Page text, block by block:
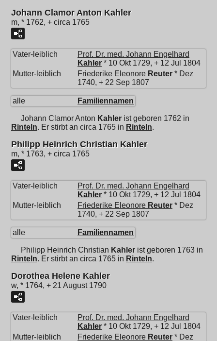
Johann Clamor Anton Kahler
m, * 1762, + circa 1765
Vater-leiblich Prof. Dr. med. Johann Engelhard
Kahler * 10 Okt 1729, + 12 Jul 1804
Mutter-leiblich
Friederike Eleonore Reuter * Dez
1740, + 22 Sep 1807
alle Familiennamen
Johann Clamor Anton Kahler ist geboren 1762 in
Rinteln. Er stirbt an circa 1765 in Rinteln.
Philipp Heinrich Christian Kahler
m, * 1763, + circa 1765
Vater-leiblich Prof. Dr. med. Johann Engelhard
Kahler * 10 Okt 1729, + 12 Jul 1804
Mutter-leiblich
Friederike Eleonore Reuter * Dez
1740, + 22 Sep 1807
alle Familiennamen
Philipp Heinrich Christian Kahler ist geboren 1763 in
Rinteln. Er stirbt an circa 1765 in Rinteln.
Dorothea Helene Kahler
w, * 1764, + 21 August 1790
Vater-leiblich Prof. Dr. med. Johann Engelhard
Kahler * 10 Okt 1729, + 12 Jul 1804
Mutter-leiblich
Friederike Eleonore Reuter * Dez